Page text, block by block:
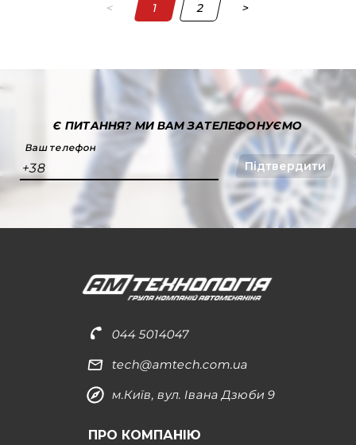
< 1 2 >
Є ПИТАННЯ?МИ ВАМ ЗАТЕЛЕФОНУЄМО
Ваш телефон
+38 Підтвердити
044 5014047
tech@amtech.com.ua
м.Київ, вул. Івана Дзюби 9
ПРО КОМПАНІЮ